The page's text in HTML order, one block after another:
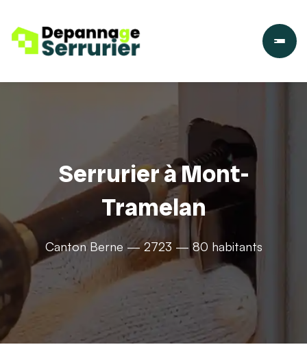
Serrurier à Mont-
Tramelan
Canton Berne — 2723 — 80 habitants